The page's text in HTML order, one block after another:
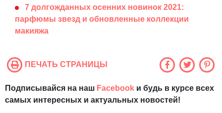
7 долгожданных осенних новинок 2021:
парфюмы звезд и обновленные коллекции
макияжа
ПЕЧАТЬ СТРАНИЦЫ
Подписывайся на наш Facebook и будь в курсе всех
самых интересных и актуальных новостей!